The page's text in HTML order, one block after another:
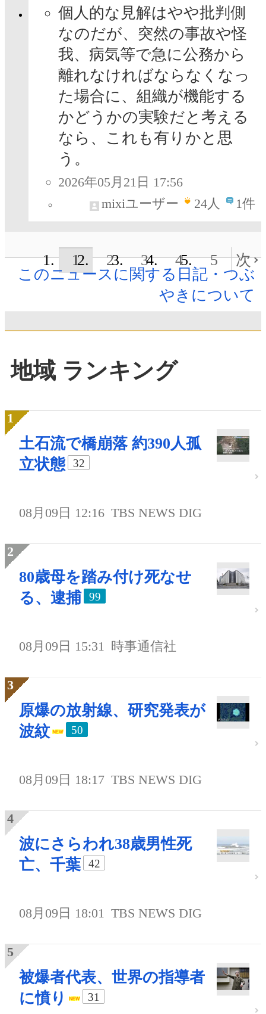
個人的な見解はやや批判側
なのだが、突然の事故や怪
我、病気等で急に公務から
離れなければならなくなっ
た場合に、組織が機能する
かどうかの実験だと考える
なら、これも有りかと思
う。
2026年05月21日 17:56
mixiユーザー
24人 1件
1 2 3 4 5
次
このニュースに関する日記・つぶ
やきについて
地域 ランキング
土石流で橋崩落 約390人孤
立状態
32
08月09日 12:16 TBS NEWS DIG
80歳母を踏み付け死なせ
る、逮捕
99
08月09日 15:31 時事通信社
原爆の放射線、研究発表が
波紋
50
08月09日 18:17 TBS NEWS DIG
波にさらわれ38歳男性死
亡、千葉
42
08月09日 18:01 TBS NEWS DIG
被爆者代表、世界の指導者
に憤り
31